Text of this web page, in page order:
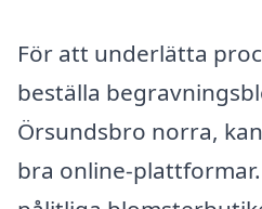
För att underlätta
beställa
Örsundsbro norra,
bra online-